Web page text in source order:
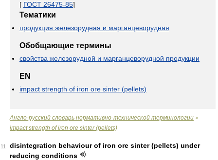
[ ГОСТ 26475-85]
Тематики
продукция железорудная и марганцеворудная
Обобщающие термины
свойства железорудной и марганцеворудной продукции
EN
impact strength of iron ore sinter (pellets)
Англо-русский словарь нормативно-технической терминологии >
impact strength of iron ore sinter (pellets)
11
disintegration behaviour of iron ore sinter (pellets) under
reducing conditions